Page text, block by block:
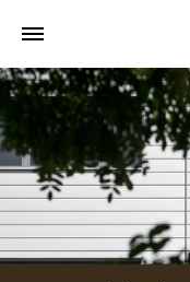
UNSER UNTERNEHMEN
NEWSROOM
INVESTOREN